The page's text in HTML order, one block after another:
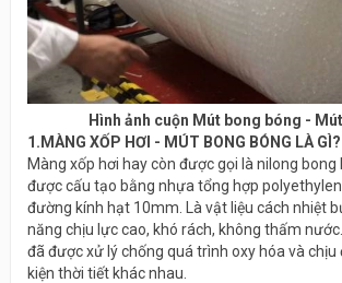
Hình ảnh cuộn Mút bong bóng -
1.MÀNG XỐP HƠI - MÚT BONG BÓNG LÀ GÌ?
Màng xốp hơi hay còn được gọi là nilong bong
được cấu tạo bằng nhựa tổng hợp
đường kính hạt 10mm. Là vật liệu cách nhiệt
năng chịu lực cao, khó rách, không thấm
đã được xử lý chống quá trình oxy hóa và chịu
kiện thời tiết khác nhau.